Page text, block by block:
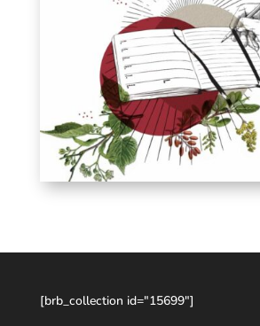
[brb_collection id="15699"]